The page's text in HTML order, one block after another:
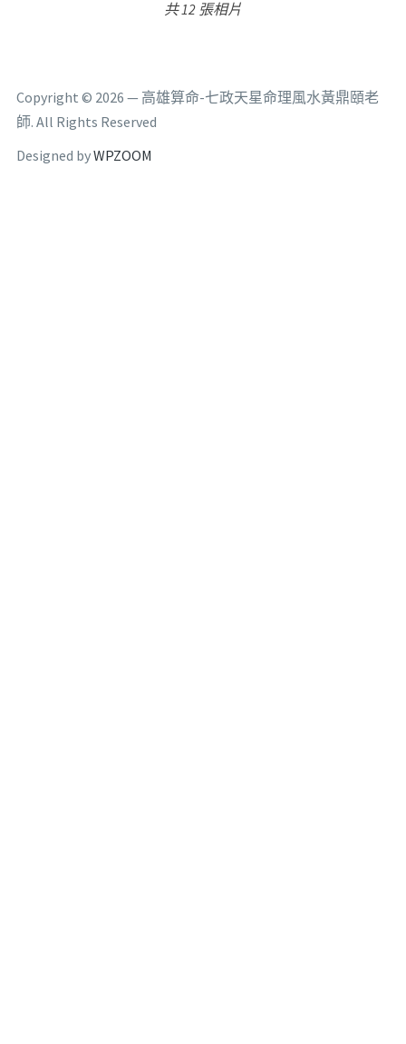
Copyright © 2026 — 高雄算命-七政天星命理風水黃鼎頤老
師. All Rights Reserved
Designed byWPZOOM